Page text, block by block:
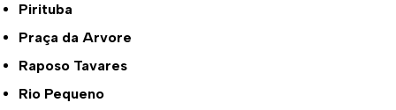
Pirituba
Praça da Arvore
Raposo Tavares
Rio Pequeno